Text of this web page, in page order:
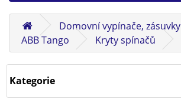
Domovní vypínače, zásuvky
ABB Tango
Kryty spínačů
Kategorie